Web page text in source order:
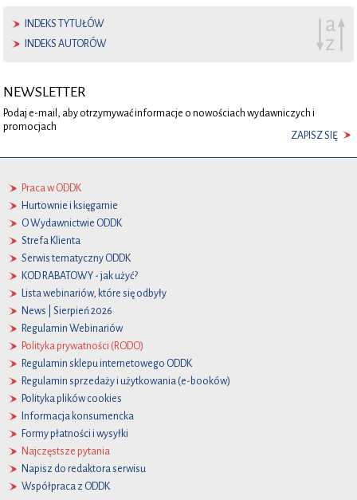
INDEKS TYTUŁÓW
INDEKS AUTORÓW
NEWSLETTER
Podaj e-mail, aby otrzymywać informacje o nowościach wydawniczych i
promocjach
ZAPISZ SIĘ
Praca w ODDK
Hurtownie i księgarnie
O Wydawnictwie ODDK
Strefa Klienta
Serwis tematyczny ODDK
KOD RABATOWY - jak użyć?
Lista webinariów, które się odbyły
News | Sierpień 2026
Regulamin Webinariów
Polityka prywatności (RODO)
Regulamin sklepu internetowego ODDK
Regulamin sprzedaży i użytkowania (e-booków)
Polityka plików cookies
Informacja konsumencka
Formy płatności i wysyłki
Najczęstsze pytania
Napisz do redaktora serwisu
Współpraca z ODDK